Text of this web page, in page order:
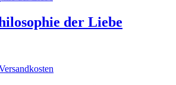
der Liebe